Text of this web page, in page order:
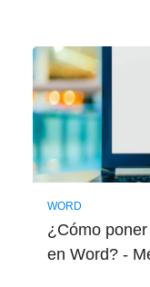
WORD
¿Cómo
en Word? -